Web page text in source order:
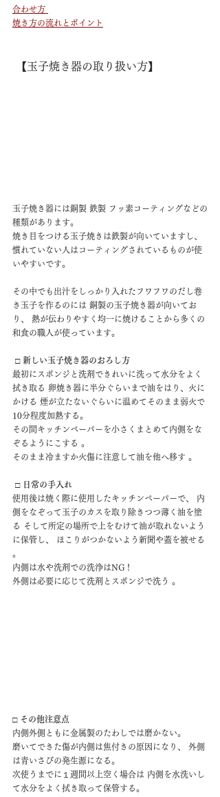
合わせ方
焼き方の流れとポイント
【玉子焼き器の取り扱い方】
玉子焼き器には銅製 鉄製 フッ素コーティングなどの
種類があります。
焼き目をつける玉子焼きは鉄製が向いていますし、
慣れていない人はコーティングされているものが使
いやすいです。
その中でも出汁をしっかり入れたフワフワのだし巻
き玉子を作るのには 銅製の玉子焼き器が向いてお
り、 熱が伝わりやすく均一に焼けることから多くの
和食の職人が使っています。
□ 新しい玉子焼き器のおろし方
最初にスポンジと洗剤できれいに洗って水分をよく
拭き取る 卵焼き器に半分ぐらいまで油をはり、火に
かける 煙が立たないぐらいに温めてそのまま弱火で
10分程度加熱する。
その間キッチンペーパーを小さくまとめて内側をな
ぞるようにこする 。
そのまま冷ますか火傷に注意して油を他へ移す 。
□ 日常の手入れ
使用後は焼く際に使用したキッチンペーパーで、 内
側をなぞって玉子のカスを取り除きつつ薄く油を塗
る そして所定の場所で上をむけて油が取れないよう
に保管し、 ほこりがつかないよう新聞や蓋を被せる
。
内側は水や洗剤での洗浄はNG！
外側は必要に応じて洗剤とスポンジで洗う 。
□ その他注意点
内側外側ともに金属製のたわしでは磨かない。
磨いてできた傷が内側は焦付きの原因になり、 外側
は青いさびの発生源になる。
次使うまでに１週間以上空く場合は 内側を水洗いし
て水分をよく拭き取って保管する。